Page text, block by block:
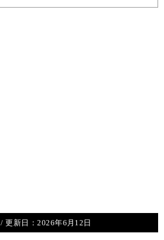
/ 更新日：2026年6月12日